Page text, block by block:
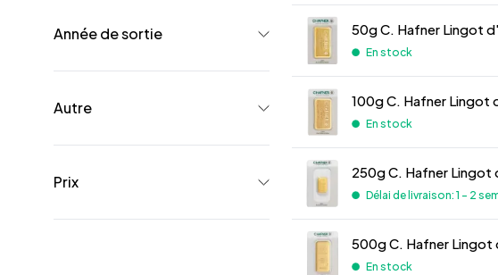
Année de sortie
Autre
Prix
50g C. Hafner Lingot
En stock
100g C. Hafner Lingot
En stock
250g C. Hafner Lingot
Délai de livraison: 1 - 2
500g C. Hafner Lingot
En stock